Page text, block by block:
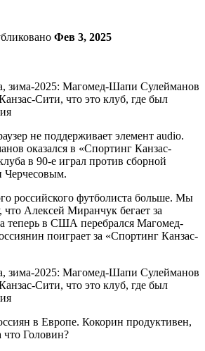
Фев 3, 2025
не поддерживает элемент audio.
оказался в «Спортинг Канзас-
в 90-е играл против сборной
Черчесовым.
российского футболиста больше. Мы
Алексей Миранчук бегает за
теперь в США перебрался Магомед-
поиграет за «Спортинг Канзас-
в Европе. Кокорин продуктивен,
Головин?